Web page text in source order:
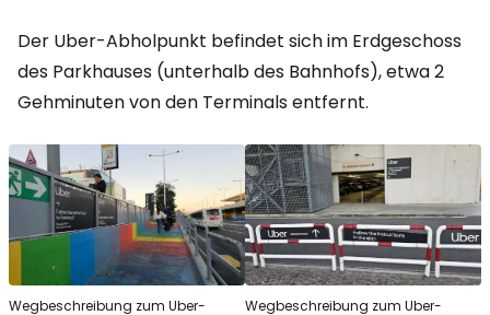
Der Uber-Abholpunkt befindet sich im Erdgeschoss
des Parkhauses (unterhalb des Bahnhofs), etwa 2
Gehminuten von den Terminals entfernt.
Wegbeschreibung zum Uber-
Wegbeschreibung zum Uber-